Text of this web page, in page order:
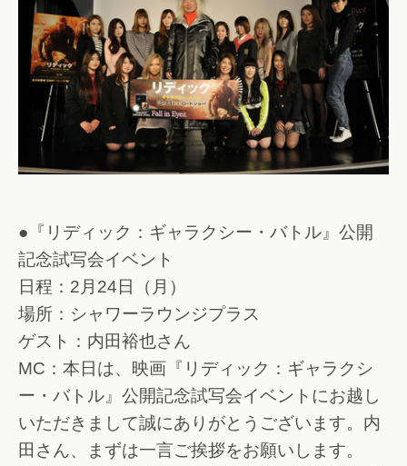
●『リディック：ギャラクシー・バトル』公開
記念試写会イベント
日程：2月24日（月）
場所：シャワーラウンジプラス
ゲスト：内田裕也さん
MC：本日は、映画『リディック：ギャラクシ
ー・バトル』公開記念試写会イベントにお越し
いただきまして誠にありがとうございます。内
田さん、まずは一言ご挨拶をお願いします。